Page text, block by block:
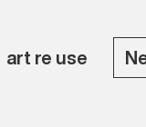
art re use